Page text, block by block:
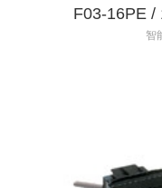
F03-16PE /
智